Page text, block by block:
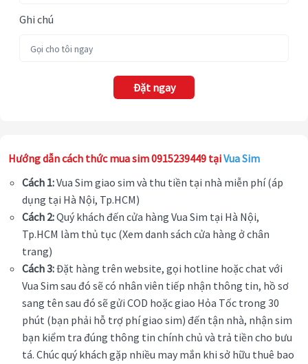
Ghi chú
Đặt ngay
Hướng dẫn cách thức mua sim 0915239449 tạiVua Sim
Cách 1:Vua Sim giao sim và thu tiền tại nhà miễn phí (áp
dụng tại Hà Nội, Tp.HCM)
Cách 2:Quý khách đến cửa hàng Vua Sim tại Hà Nội,
Tp.HCM làm thủ tục (Xem danh sách cửa hàng ở chân
trang)
Cách 3:Đặt hàng trên website, gọi hotline hoặc chat với
Vua Sim sau đó sẽ có nhân viên tiếp nhận thông tin, hồ sơ
sang tên sau đó sẽ gửi COD hoặc giao Hỏa Tốc trong 30
phút (bạn phải hỗ trợ phí giao sim) đến tận nhà, nhận sim
bạn kiểm tra đúng thông tin chính chủ và trả tiền cho bưu
tá. Chúc quý khách gặp nhiều may mắn khi sở hữu thuê bao